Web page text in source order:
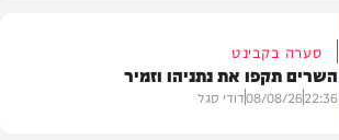
סערה בקבינט
השרים תקפו את נתניהו וזמיר
22:36
08/08/26דודי סגל